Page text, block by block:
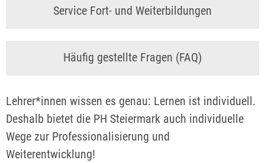
Service Fort- und Weiterbildungen
Häufig gestellte Fragen (FAQ)
Lehrer*innen wissen es genau: Lernen ist individuell.
Deshalb bietet die PH Steiermark auch individuelle
Wege zur Professionalisierung und
Weiterentwicklung!